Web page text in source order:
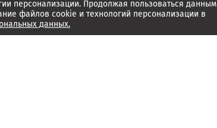
персонализации. Продолжая пользоваться данным
файлов cookie и технологий персонализации в
данных.